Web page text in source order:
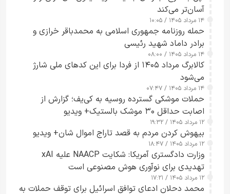
آسان‌تر می‌کند
۱۴ مرداد ۱۴۰۵ / ۱۰:۰۵
حمله روزنامه جمهوری اسلامی به محمدباقر خرازی و
برادر داماد شهید رئیسی
۱۴ مرداد ۱۴۰۵ / ۰۸:۰۰
کالابرگ مرداد ۱۴۰۵ از فردا برای این کدهای ملی شارژ
می‌شود
۱۴ مرداد ۱۴۰۵ / ۰۷:۴۷
حملات موشکی گسترده روسیه به کی‌یف؛ گزارش از
اصابت حداقل ۳۰ موشک بالستیک+ ویدیو
۱۲ مرداد ۱۴۰۵ / ۱۹:۳۲
بیهوش کردن مردم به قصد تاراج اموال شان+ ویدیو
۱۲ مرداد ۱۴۰۵ / ۱۸:۴۷
وزارت دادگستری آمریکا: شکایت NAACP علیه xAI
تهدیدی برای نوآوری هوش مصنوعی است
۱۲ مرداد ۱۴۰۵ / ۱۷:۲۱
محمد دحلان ادعای توافق اسرائیل برای توقف حملات به